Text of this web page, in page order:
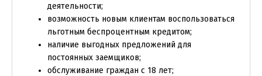
деятельности;
возможность новым клиентам воспользоваться
льготным беспроцентным кредитом;
наличие выгодных предложений для
постоянных заемщиков;
обслуживание граждан с 18 лет;